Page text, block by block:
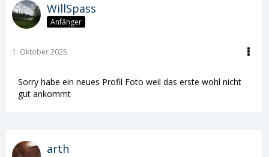
WillSpass
Anfänger
1. Oktober 2025
Sorry habe ein neues Profil Foto weil das erste wohl nicht
gut ankommt
arth